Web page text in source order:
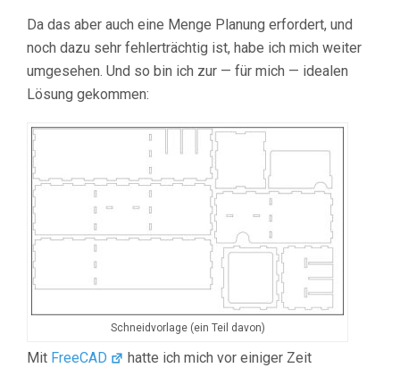
Da das aber auch eine Menge Planung erfordert, und
noch dazu sehr fehlerträchtig ist, habe ich mich weiter
umgesehen. Und so bin ich zur — für mich — idealen
Lösung gekommen:
Schneidvorlage (ein Teil davon)
Mit FreeCAD
hatte ich mich vor einiger Zeit